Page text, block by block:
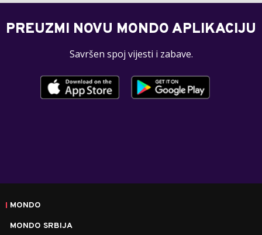
PREUZMI NOVU MONDO APLIKACIJU
Savršen spoj vijesti i zabave.
MONDO
MONDO SRBIJA